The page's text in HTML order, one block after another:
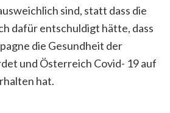
sind, statt dass die
dafür entschuldigt hätte, dass
die Gesundheit der
und Österreich Covid- 19 auf
hat.